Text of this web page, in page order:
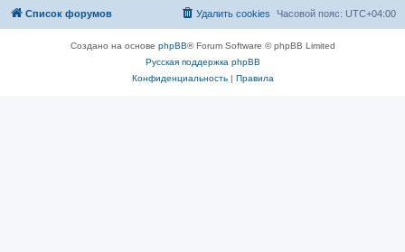
Список форумов Часовой пояс: UTC+04:00
Удалить cookies
Создано на основе phpBB® Forum Software © phpBB Limited
Русская поддержка phpBB
Конфиденциальность| Правила